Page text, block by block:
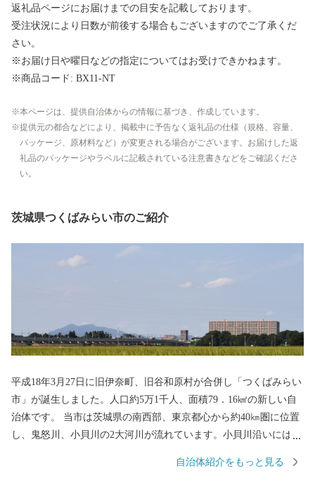
返礼品ページにお届けまでの目安を記載しております。
受注状況により日数が前後する場合もございますのでご了承くだ
さい。
※お届け日や曜日などの指定についてはお受けできかねます。
※商品コード: BX11-NT
本ページは、提供自治体からの情報に基づき、作成しています。
提供元の都合などにより、掲載中に予告なく返礼品の仕様（規格、容量、
パッケージ、原材料など）が変更される場合がございます。お届けした返
礼品のパッケージやラベルに記載されている注意書きなどをご確認くださ
い。
茨城県つくばみらい市のご紹介
平成18年3月27日に旧伊奈町、旧谷和原村が合併し「つくばみらい
市」が誕生しました。人口約5万1千人、面積79．16㎢の新しい自
治体です。 当市は茨城県の南西部、東京都心から約40㎞圏に位置
し、鬼怒川、小貝川の2大河川が流れています。小貝川沿いには、
地が形成され首都圏近郊都市に位置付けされています。 道路網
自治体紹介をもっと見る